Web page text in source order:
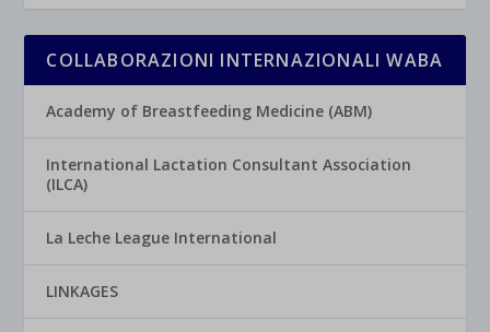
COLLABORAZIONI INTERNAZIONALI WABA
Academy of Breastfeeding Medicine (ABM)
International Lactation Consultant Association
(ILCA)
La Leche League International
LINKAGES